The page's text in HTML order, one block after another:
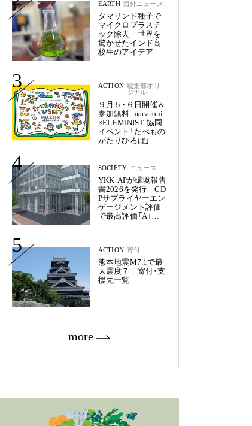
EARTH 海外ニュース
タマリンド種子で
マイクロプラスチ
ック除去 世界を
驚かせたインド高
校生のアイデア
3 ACTION 編集部オリ
ジナル
９月５・６日開催＆
参加無料 macaroni
×ELEMINIST 協同
イベント「たべもの
がたりひろば」
4 SOCIETY ニュース
YKK APが環境報告
書2026を発行 CD
Pサプライヤーエン
ゲージメント評価
で最高評価「A」を
5 ACTION 寄付
熊本地震M7.1で最
大震度７ 寄付・支
援先一覧
more